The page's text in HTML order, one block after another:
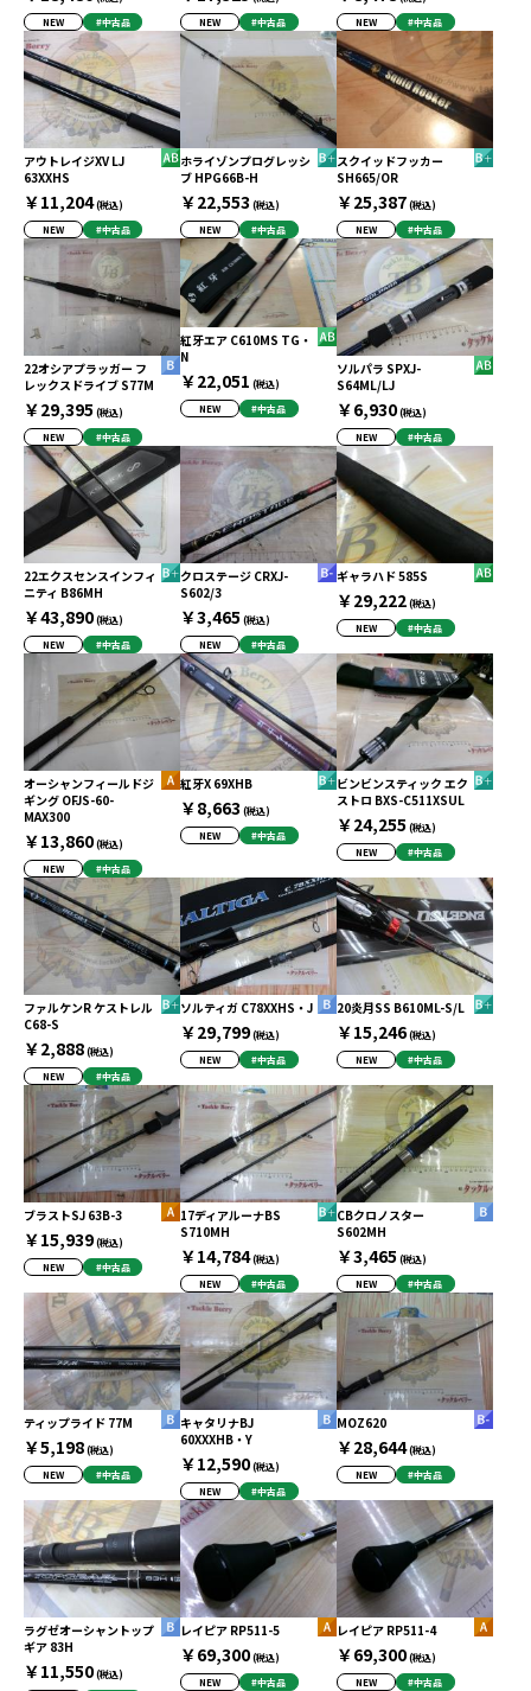
NEW
#中古品
NEW
#中古品
NEW
#中古品
アウトレイジXV LJ
63XXHS
￥11,204(税込)
NEW
#中古品
ホライゾンプログレッシ
ブ HPG66B-H
￥22,553 (税込)
NEW
#中古品
スクイッドフッカー
SH665/OR
￥25,387(税込)
NEW
#中古品
22オシアプラッガー フ
レックスドライブ S77M
￥29,395 (税込)
NEW
#中古品
紅牙エア C610MS TG・
N
￥22,051 (税込)
NEW
#中古品
ソルパラ SPXJ-
S64ML/LJ
￥6,930(税込)
NEW
#中古品
22エクスセンスインフィ
ニティ B86MH
￥43,890(税込)
NEW
#中古品
クロステージ CRXJ-
S602/3
￥3,465 (税込)
NEW
#中古品
ギャラハド 585S
￥29,222(税込)
NEW
#中古品
オーシャンフィールドジ
ギング OFJS-60-
MAX300
￥13,860(税込)
NEW
#中古品
紅牙X 69XHB
￥8,663 (税込)
NEW
#中古品
ビンビンスティック エク
ストロ BXS-C511XSUL
￥24,255 (税込)
NEW
#中古品
ファルケンR ケストレル
C68-S
￥2,888(税込)
NEW
#中古品
ソルティガ C78XXHS・J
￥29,799(税込)
NEW
#中古品
20炎月SS B610ML-S/L
￥15,246(税込)
NEW
#中古品
ブラストSJ 63B-3
￥15,939(税込)
NEW
#中古品
17ディアルーナBS
S710MH
￥14,784(税込)
NEW
#中古品
CBクロノスター
S602MH
￥3,465 (税込)
NEW
#中古品
ティップライド 77M
￥5,198(税込)
NEW
#中古品
キャタリナBJ
60XXXHB・Y
￥12,590(税込)
NEW
#中古品
MOZ620
￥28,644(税込)
NEW
#中古品
ラグゼオーシャントップ
ギア 83H
￥11,550(税込)
レイピア RP511-5
￥69,300(税込)
NEW
#中古品
レイピア RP511-4
￥69,300(税込)
NEW
#中古品